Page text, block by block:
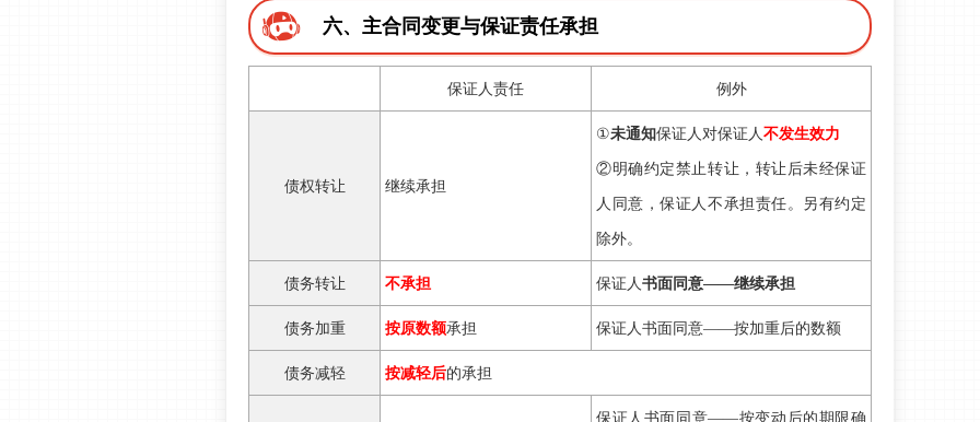
六、主合同变更与保证责任承担
保证人责任 例外
债权转让 继续承担
①未通知保证人对保证人不发生效力
②明确约定禁止转让，转让后未经保证
人同意，保证人不承担责任。另有约定
除外。
债务转让 不承担 保证人书面同意——继续承担
债务加重 按原数额承担 保证人书面同意——按加重后的数额
债务减轻 按减轻后的承担
保证人书面同意——按变动后的期限确